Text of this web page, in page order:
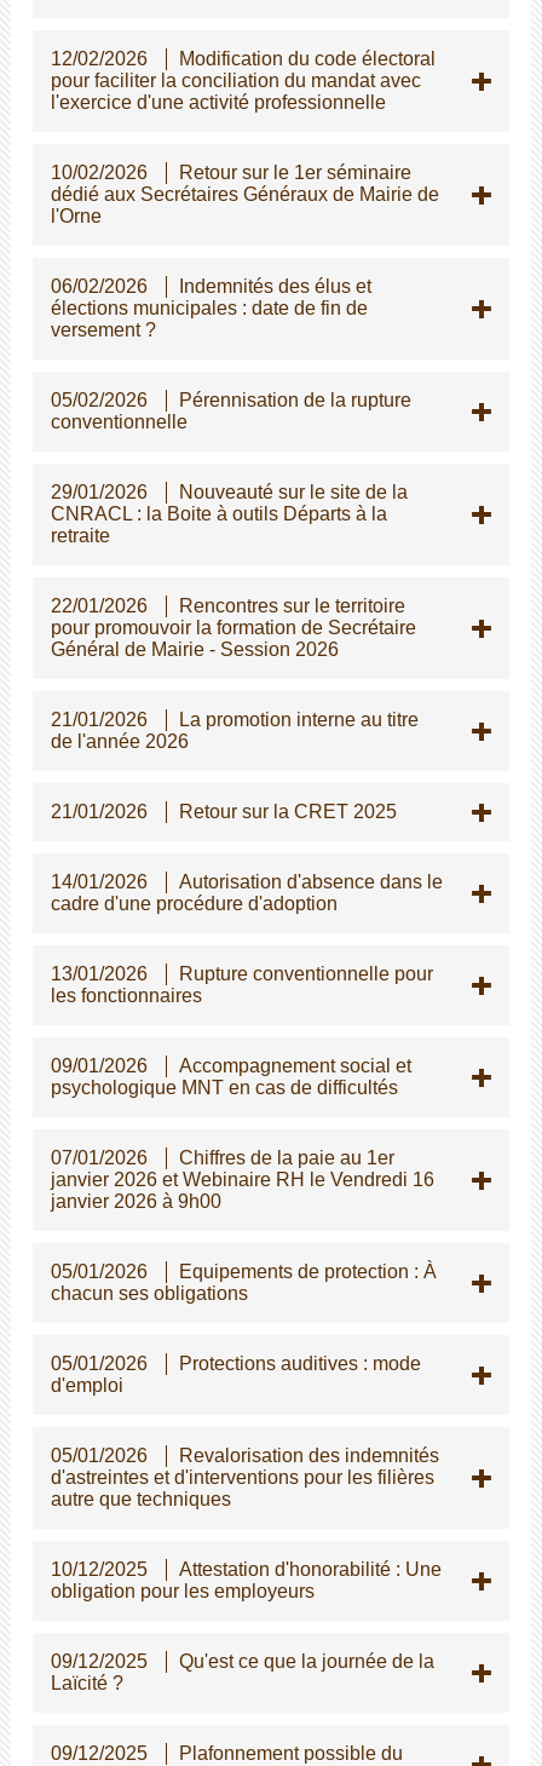
12/02/2026
Modification du code électoral
pour faciliter la conciliation du mandat avec
l'exercice d'une activité professionnelle
10/02/2026
Retour sur le 1er séminaire
dédié aux Secrétaires Généraux de Mairie de
l'Orne
06/02/2026
Indemnités des élus et
élections municipales : date de fin de
versement ?
05/02/2026
Pérennisation de la rupture
conventionnelle
29/01/2026
Nouveauté sur le site de la
CNRACL : la Boite à outils Départs à la
retraite
22/01/2026
Rencontres sur le territoire
pour promouvoir la formation de Secrétaire
Général de Mairie - Session 2026
21/01/2026
La promotion interne au titre
de l'année 2026
21/01/2026 Retour sur la CRET 2025
14/01/2026
Autorisation d'absence dans le
cadre d'une procédure d'adoption
13/01/2026
Rupture conventionnelle pour
les fonctionnaires
09/01/2026
Accompagnement social et
psychologique MNT en cas de difficultés
07/01/2026
Chiffres de la paie au 1er
janvier 2026 et Webinaire RH le Vendredi 16
janvier 2026 à 9h00
05/01/2026
Equipements de protection : À
chacun ses obligations
05/01/2026
Protections auditives : mode
d'emploi
05/01/2026
Revalorisation des indemnités
d'astreintes et d'interventions pour les filières
autre que techniques
10/12/2025
Attestation d'honorabilité : Une
obligation pour les employeurs
09/12/2025
Qu'est ce que la journée de la
Laïcité ?
09/12/2025
Plafonnement possible du